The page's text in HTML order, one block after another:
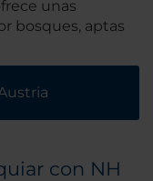
unas
bosques, aptas
con NH